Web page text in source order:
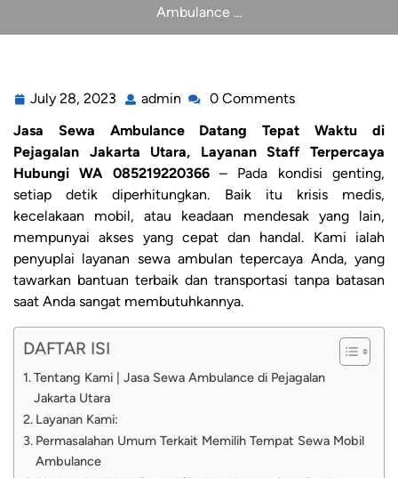
Ambulance …
July 28, 2023 admin
0 Comments
Jasa Sewa Ambulance Datang Tepat Waktu di
Pejagalan Jakarta Utara, Layanan Staff Terpercaya
Hubungi WA 085219220366– Pada kondisi genting,
setiap detik diperhitungkan. Baik itu krisis medis,
kecelakaan mobil, atau keadaan mendesak yang lain,
mempunyai akses yang cepat dan handal. Kami ialah
penyuplai layanan sewa ambulan tepercaya Anda, yang
tawarkan bantuan terbaik dan transportasi tanpa batasan
saat Anda sangat membutuhkannya.
DAFTAR ISI
Tentang Kami | Jasa Sewa Ambulance di Pejagalan
Jakarta Utara
Layanan Kami:
Permasalahan Umum Terkait Memilih Tempat Sewa Mobil
Ambulance